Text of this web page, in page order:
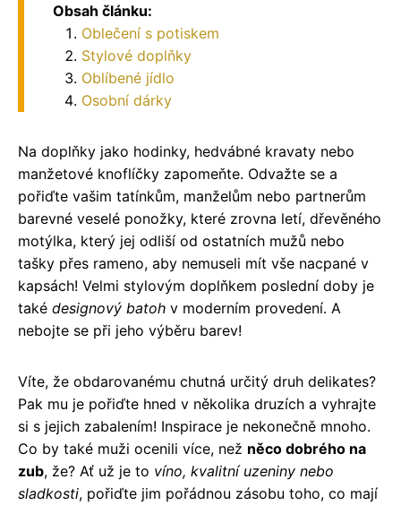
Obsah článku:
Oblečení s potiskem
Stylové doplňky
Oblíbené jídlo
Osobní dárky
Na doplňky jako hodinky, hedvábné kravaty nebo
manžetové knoflíčky zapomeňte. Odvažte se a
pořiďte vašim tatínkům, manželům nebo partnerům
barevné veselé ponožky, které zrovna letí, dřevěného
motýlka, který jej odliší od ostatních mužů nebo
tašky přes rameno, aby nemuseli mít vše nacpané v
kapsách! Velmi stylovým doplňkem poslední doby je
také designový batoh v moderním provedení. A
nebojte se při jeho výběru barev!
Víte, že obdarovanému chutná určitý druh delikates?
Pak mu je pořiďte hned v několika druzích a vyhrajte
si s jejich zabalením! Inspirace je nekonečně mnoho.
Co by také muži ocenili více, než něco dobrého na
zub, že? Ať už je to víno, kvalitní uzeniny nebo
sladkosti, pořiďte jim pořádnou zásobu toho, co mají